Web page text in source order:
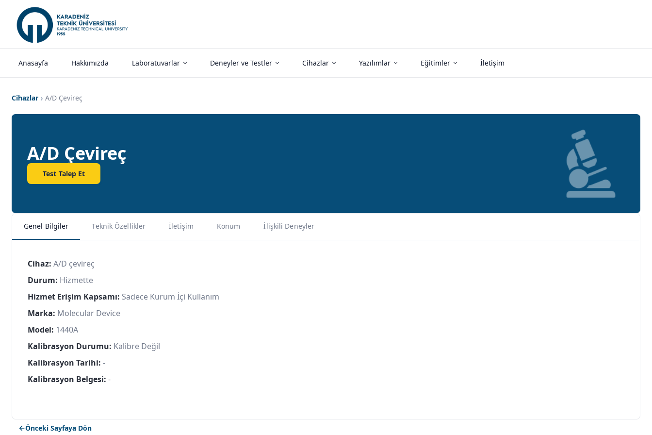
Anasayfa Hakkımızda Laboratuvarlar Deneyler ve Testler Cihazlar Yazılımlar Eğitimler İletişim
Cihazlar A/D Çevireç
A/D Çevireç
Test Talep Et
Genel Bilgiler Teknik Özellikler İletişim Konum İlişkili Deneyler
Cihaz: A/D çevireç
Durum: Hizmette
Hizmet Erişim Kapsamı: Sadece Kurum İçi Kullanım
Marka: Molecular Device
Model: 1440A
Kalibrasyon Durumu: Kalibre Değil
Kalibrasyon Tarihi: -
Kalibrasyon Belgesi: -
Önceki Sayfaya Dön